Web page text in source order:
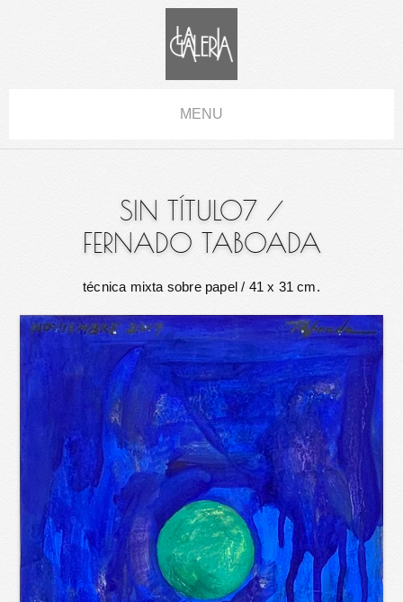
MENU
SIN TÍTULO7 /
FERNADO TABOADA
técnica mixta sobre papel / 41 x 31 cm.